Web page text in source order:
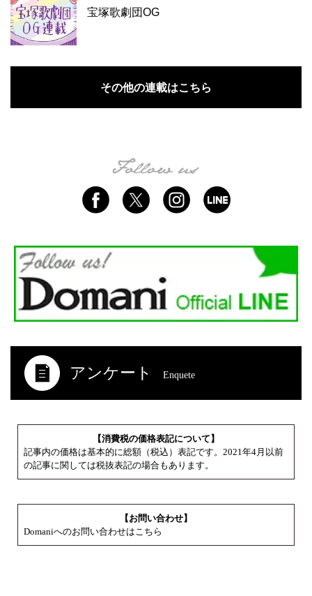
宝塚歌劇団OG
その他の連載はこちら
アンケート Enquete
【消費税の価格表記について】
記事内の価格は基本的に総額（税込）表記です。2021年4月以前
の記事に関しては税抜表記の場合もあります。
【お問い合わせ】
Domaniへのお問い合わせはこちら